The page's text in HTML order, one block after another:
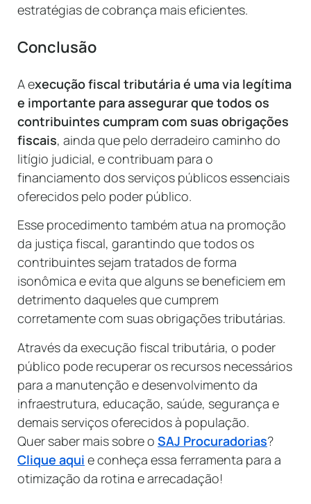
estratégias de cobrança mais eficientes.
Conclusão
A execução fiscal tributária é uma via legítima
e importante para assegurar que todos os
contribuintes cumpram com suas obrigações
fiscais, ainda que pelo derradeiro caminho do
litígio judicial, e contribuam para o
financiamento dos serviços públicos essenciais
oferecidos pelo poder público.
Esse procedimento também atua na promoção
da justiça fiscal, garantindo que todos os
contribuintes sejam tratados de forma
isonômica e evita que alguns se beneficiem em
detrimento daqueles que cumprem
corretamente com suas obrigações tributárias.
Através da execução fiscal tributária, o poder
público pode recuperar os recursos necessários
para a manutenção e desenvolvimento da
infraestrutura, educação, saúde, segurança e
demais serviços oferecidos à população.
Quer saber mais sobre o SAJ Procuradorias?
Clique aqui e conheça essa ferramenta para a
otimização da rotina e arrecadação!